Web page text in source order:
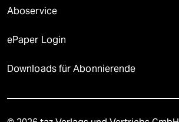
Aboservice
ePaper Login
Downloads für Abonnierende